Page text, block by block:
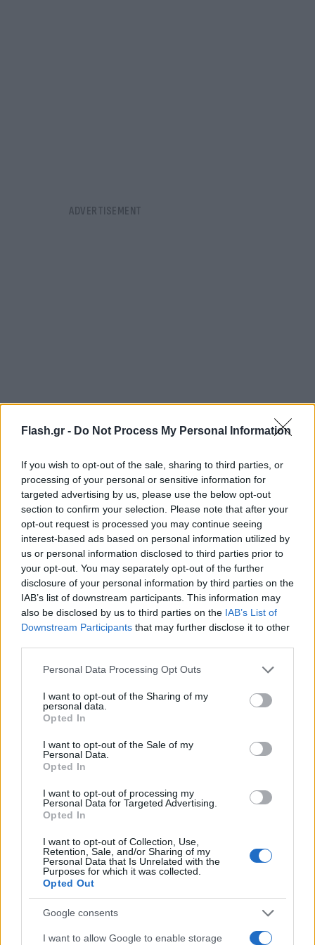
Flash.gr - Do Not Process My Personal Information
If you wish to opt-out of the sale, sharing to third parties, or
processing of your personal or sensitive information for
targeted advertising by us, please use the below opt-out
section to confirm your selection. Please note that after your
opt-out request is processed you may continue seeing
interest-based ads based on personal information utilized by
us or personal information disclosed to third parties prior to
your opt-out. You may separately opt-out of the further
disclosure of your personal information by third parties on the
IAB’s list of downstream participants. This information may
also be disclosed by us to third parties on the IAB’s List of
Downstream Participants that may further disclose it to other
Please note that this website/app uses one or more Google
not limited to your visit or usage behaviour. You may click to
grant or deny consent to Google and its third-party tags to
use your data for below specified purposes in below Google
consent section.
Personal Data Processing Opt Outs
I want to opt-out of the Sharing of my
personal data.
Opted In
I want to opt-out of the Sale of my
Personal Data.
Opted In
I want to opt-out of processing my
Personal Data for Targeted Advertising.
Opted In
I want to opt-out of Collection, Use,
Retention, Sale, and/or Sharing of my
Personal Data that Is Unrelated with the
Purposes for which it was collected.
Opted Out
Google consents
I want to allow Google to enable storage
ενημερώνει ότι αρμόδιοι για κάθε περιστατικό
κακοποίησης/παραμέλησης παιδιού είναι οι
Εισαγγελικές και Αστυνομικές Αρχές που οφείλουν
να διερευνήσουν την κάθε υπόθεση.
Κάθε αναφορά πρέπει να αξιολογείται από
εξειδικευμένη ομάδα, και δεν αποτελεί υπόθεση
ενός.
ερωτηματικά αναφορικά με τον συντονισμό των
Αρχών αλλά και των Κοινωνικών υπηρεσιών
που ασχολήθηκαν με την διερεύνηση των
συνθηκών διαβίωσης της οικογένειας της μητέρας,
καθώς η μητέρα ήταν εμφανές πως βρισκόταν σε
ευάλωτο οικογενειακό περιβάλλον, από την
παιδική της κιόλας ηλικία, καθώς και για την
υποστήριξη που έλαβε στο ρόλο της ως νέα
«Το Χαμόγελο του Παιδιού» τονίζει πως πρέπει να
συνεργαστούμε ως κοινωνία για να διασφαλίσουμε
ότι τα παιδιά, αλλά και σε πολλές περιπτώσεις και
το οικογενειακό τους περιβάλλον, λαμβάνουν τη